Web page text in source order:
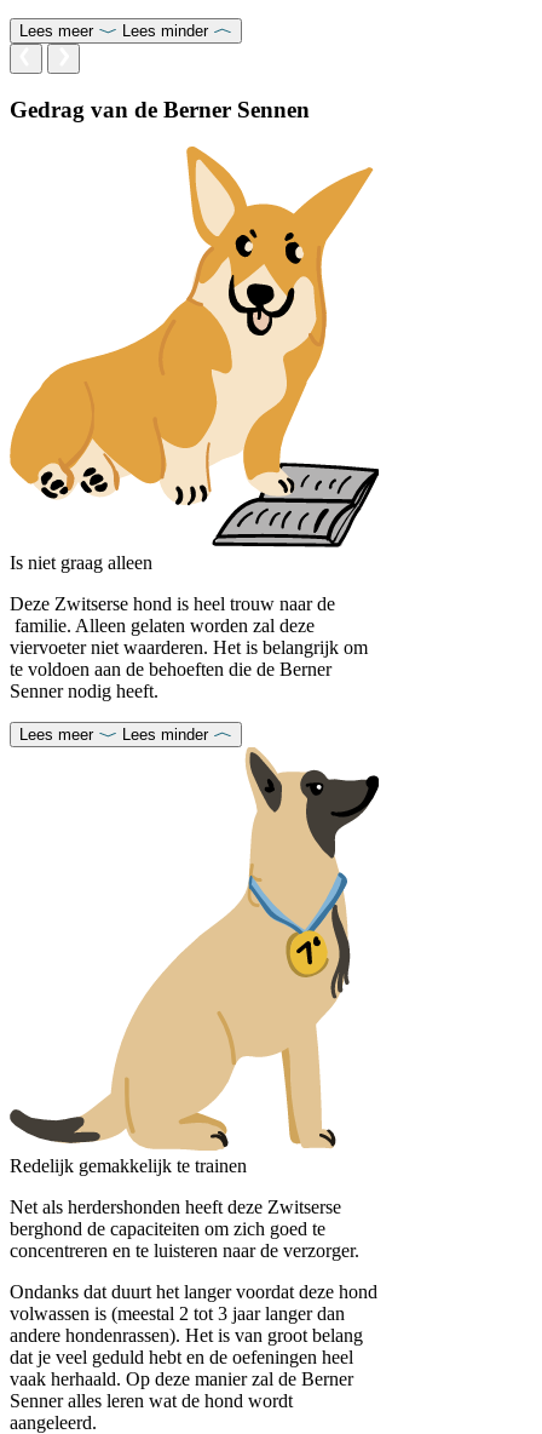
Lees meer Lees minder
Gedrag van de Berner Sennen
Is niet graag alleen
Deze Zwitserse hond is heel trouw naar de
familie. Alleen gelaten worden zal deze
viervoeter niet waarderen. Het is belangrijk om
te voldoen aan de behoeften die de Berner
Senner nodig heeft.
Lees meer Lees minder
Redelijk gemakkelijk te trainen
Net als herdershonden heeft deze Zwitserse
berghond de capaciteiten om zich goed te
concentreren en te luisteren naar de verzorger.
Ondanks dat duurt het langer voordat deze hond
volwassen is (meestal 2 tot 3 jaar langer dan
andere hondenrassen). Het is van groot belang
dat je veel geduld hebt en de oefeningen heel
vaak herhaald. Op deze manier zal de Berner
Senner alles leren wat de hond wordt
aangeleerd.